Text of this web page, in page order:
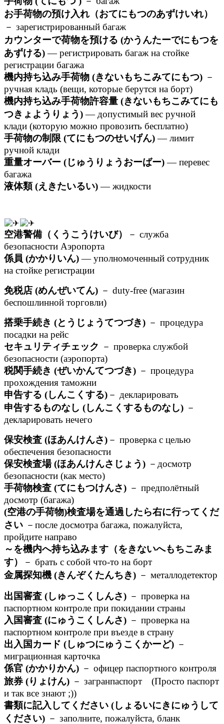
お手荷物の預け入れ（おてにもつのあずけいれ）
－ зарегистрированный багаж
カウンターで荷物を預ける (かうんたーでにもつを
あずける)— регистрировать багаж на стойке
регистрации багажа
機内持ち込み手荷物 (きないもちこみてにもつ) －
ручная кладь (вещи, которые берутся на борт)
機内持ち込み手荷物許容量 (きないもちこみてにも
つきょようりょう)— допустимый вес ручной
клади (которую можно провозить бесплатно)
手荷物の制限 (てにもつのせいげん)— лимит
ручной клади
重量オーバー (じゅうりょうおーばー)— перевес
багажа
液体類 (えきたいるい)— жидкости
空港警備（くうこうけいび）
－ служба
безопасности Аэропорта
係員 (かかりいん)— уполномоченный сотрудник
на стойке регистрации
免税店 (めんぜいてん) － duty-free (магазин
беспошлинной торговли)
搭乗手続き (とうじょうてつづき) － процедура
посадки на рейс
セキュリティチェック － проверка службой
безопасности (аэропорта)
税関手続き (ぜいかんてつづき) － процедура
прохождения таможни
申告する (しんこくする) － декларировать
申告するものなし (しんこくするものなし) －
декларировать нечего
保安検査 (ほあんけんさ) － проверка с целью
обеспечения безопасности
保安検査場 (ほあんけんさじょう) －досмотр
безопасности (как место)
手荷物検査 (てにもつけんさ) － предполётный
досмотр (багажа)
(空港の手荷物)検査場を通過したら右に行ってくだ
さい －после досмотра багажа, пожалуйста,
пройдите направо
～を機内へ持ち込みます（をきないへもちこみま
す）
－ брать с собой что-то на борт
金属探知機 (きんぞくたんちき) － металлодетектор
出国審査 (しゅっこくしんさ) － проверка на
паспортном контроле при покидании страны
入国審査 (にゅうこくしんさ) － проверка на
паспортном контроле при въезде в страну
出入国カード (しゅつにゅうこくかーど) －
миграционная карточка
係官 (かかりかん) － офицер паспортного контроля
旅券 (りょけん) － загранпаспорт (Просто паспорт
и так все знают ;))
書類に記入してください (しょるいにきにゅうして
ください) － заполните, пожалуйста, бланк